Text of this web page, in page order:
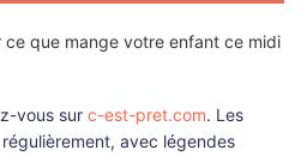
ce que mange votre enfant ce midi
vous sur c-est-pret.com. Les
avec légendes